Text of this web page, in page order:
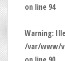
on line 94
Warning:
/var/www/